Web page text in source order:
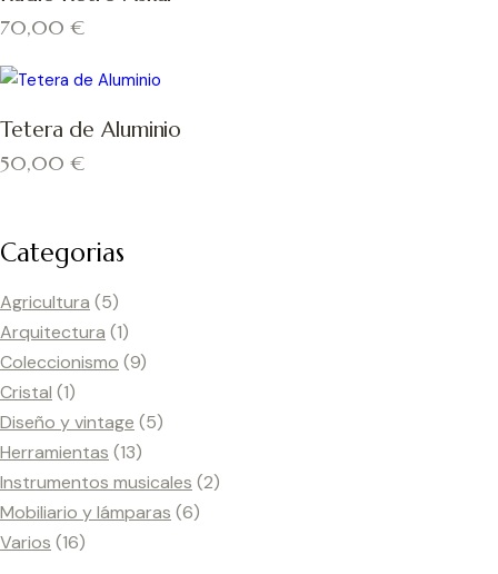
70,00 €
Tetera de Aluminio
50,00 €
Categorias
Agricultura (5)
Arquitectura (1)
Coleccionismo (9)
Cristal (1)
Diseño y vintage (5)
Herramientas (13)
Instrumentos musicales (2)
Mobiliario y lámparas (6)
Varios (16)